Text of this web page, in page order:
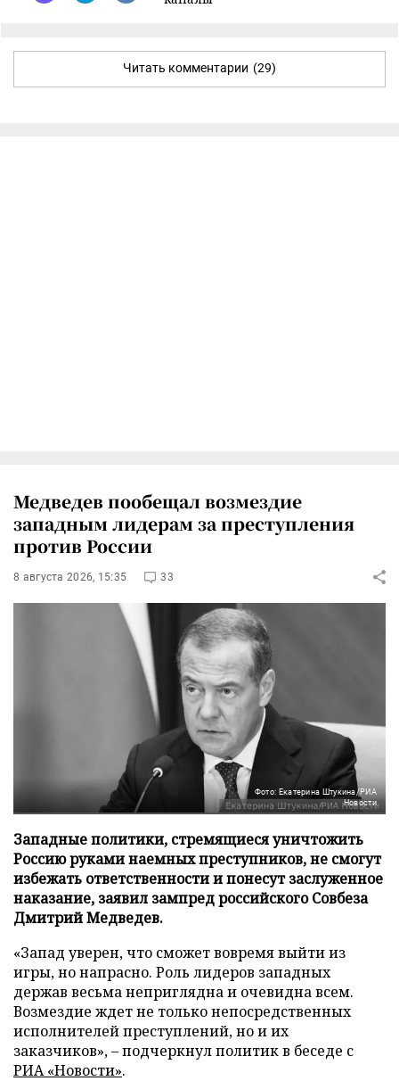
Читать комментарии (29)
Медведев пообещал возмездие
западным лидерам за преступления
против России
8 августа 2026, 15:35 33
Фото: Екатерина Штукина/РИА
Новости
Западные политики, стремящиеся уничтожить
Россию руками наемных преступников, не смогут
избежать ответственности и понесут заслуженное
наказание, заявил зампред российского Совбеза
Дмитрий Медведев.
«Запад уверен, что сможет вовремя выйти из
игры, но напрасно. Роль лидеров западных
держав весьма неприглядна и очевидна всем.
Возмездие ждет не только непосредственных
исполнителей преступлений, но и их
заказчиков», – подчеркнул политик в беседе с
РИА «Новости».